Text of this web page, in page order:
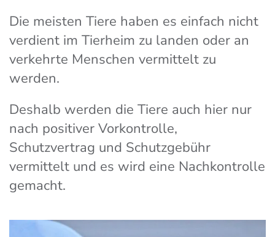
Die meisten Tiere haben es einfach nicht
verdient im Tierheim zu landen oder an
verkehrte Menschen vermittelt zu
werden.
Deshalb werden die Tiere auch hier nur
nach positiver Vorkontrolle,
Schutzvertrag und Schutzgebühr
vermittelt und es wird eine Nachkontrolle
gemacht.